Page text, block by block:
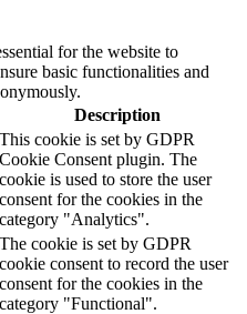
for the website to
basic functionalities and
Description
This cookie is set by GDPR
Cookie Consent plugin. The
cookie is used to store the user
consent for the cookies in the
category "Analytics".
The cookie is set by GDPR
cookie consent to record the user
consent for the cookies in the
category "Functional".